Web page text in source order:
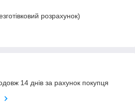
розрахунок)
14 днів за рахунок покупця